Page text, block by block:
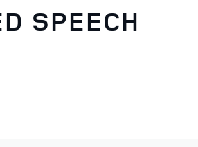
SPEECH